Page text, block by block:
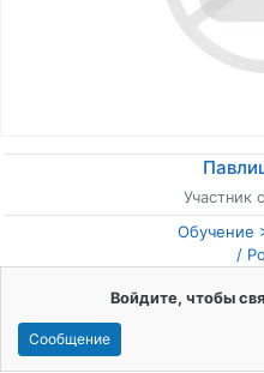
Участник
Обучение
/
Войдите, чтобы
Сообщение